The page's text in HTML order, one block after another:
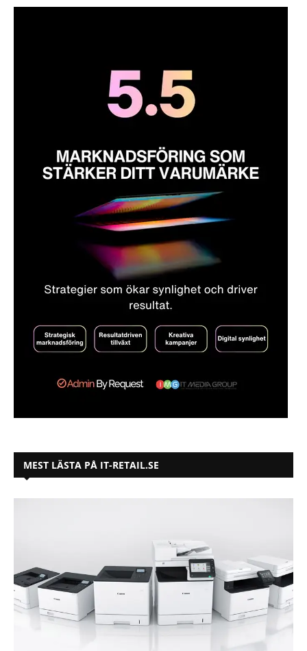
MEST LÄSTA PÅ IT-RETAIL.SE